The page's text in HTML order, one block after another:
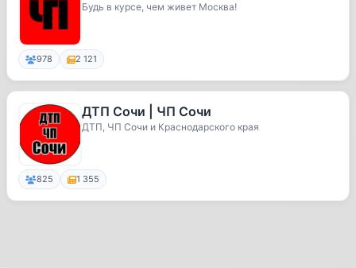
Будь в курсе, чем живет Москва!
978 2 121
ДТП Сочи | ЧП Сочи
ДТП, ЧП Сочи и Краснодарского края
825 1 355